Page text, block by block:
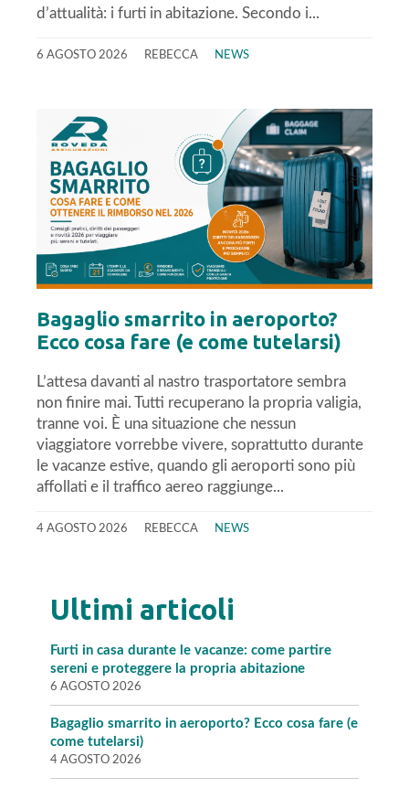
d’attualità: i furti in abitazione. Secondo i...
6 AGOSTO 2026 REBECCA NEWS
Bagaglio smarrito in aeroporto?
Ecco cosa fare (e come tutelarsi)
L’attesa davanti al nastro trasportatore sembra
non finire mai. Tutti recuperano la propria valigia,
tranne voi. È una situazione che nessun
viaggiatore vorrebbe vivere, soprattutto durante
le vacanze estive, quando gli aeroporti sono più
affollati e il traffico aereo raggiunge...
4 AGOSTO 2026 REBECCA NEWS
Ultimi articoli
Furti in casa durante le vacanze: come partire
sereni e proteggere la propria abitazione
6 AGOSTO 2026
Bagaglio smarrito in aeroporto? Ecco cosa fare (e
come tutelarsi)
4 AGOSTO 2026